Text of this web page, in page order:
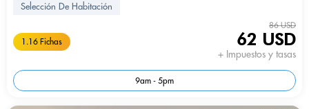
Selección De Habitación
1.16 Fichas
86 USD
62 USD
+ Impuestos y tasas
9am - 5pm